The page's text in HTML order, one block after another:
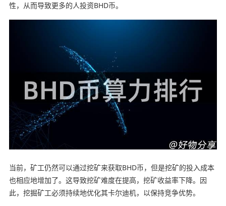
性，从而导致更多的人投资BHD币。
当前，矿工仍然可以通过挖矿来获取BHD币，但是挖矿的投入成本
也相应地增加了。这导致挖矿难度在提高，挖矿收益率下降。因
此，挖掘矿工必须持续地优化其卡尔迪机，以保持竞争优势。